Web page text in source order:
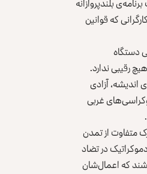
که قوانین
دستگاه‌
رقیبی ندارد.
اندیشه، آزادی
غربی
متفاوت از تمدن
در تضاد
که اعمال‌شان